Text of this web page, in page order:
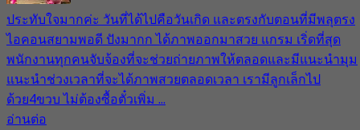
ประทับใจมากค่ะ วันที่ได้ไปคือวันเกิด และตรงกับตอนที่มีพลุตรง
ไอคอนสยามพอดี ปังมากก ได้ภาพออกมาสวย แกรม เริ่ดที่สุด
พนักงานทุกคนจับจ้องที่จะช่วยถ่ายภาพให้ตลอดและมีแนะนำมุม
แนะนำช่วงเวลาที่จะได้ภาพสวยตลอดเวลา เรามีลูกเล็กไป
ด้วย4ขวบ ไม่ต้องซื้อตั๋วเพิ่ม ...
อ่านต่อ